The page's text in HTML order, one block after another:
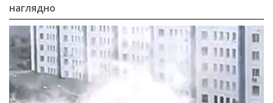
наглядно